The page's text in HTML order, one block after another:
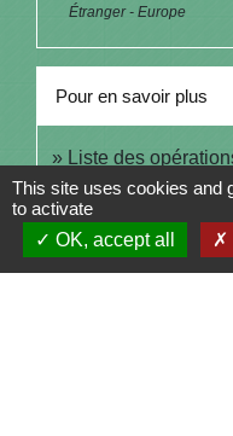
Étranger - Europe
Pour en savoir plus
Liste des
combattantopen_in_new
Legifrance
Accords
Ministère chargé de
This site uses cookies and
to activate
OK, accept all